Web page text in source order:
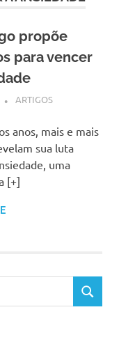
propõe
para vencer
SSPS BRASIL
ARTIGOS
anos, mais e mais
sua luta
uma
[+]
SEARCH